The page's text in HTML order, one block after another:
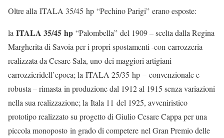
Oltre alla ITALA 35/45 hp “Pechino Parigi” erano esposte:
la ITALA 35/45 hp “Palombella” del 1909 – scelta dalla Regina
Margherita di Savoia per i propri spostamenti -con carrozzeria
realizzata da Cesare Sala, uno dei maggiori artigiani
carrozzieridell’epoca; la ITALA 25/35 hp – convenzionale e
robusta – rimasta in produzione dal 1912 al 1915 senza variazioni
nella sua realizzazione; la Itala 11 del 1925, avveniristico
prototipo realizzato su progetto di Giulio Cesare Cappa per una
piccola monoposto in grado di competere nel Gran Premio delle